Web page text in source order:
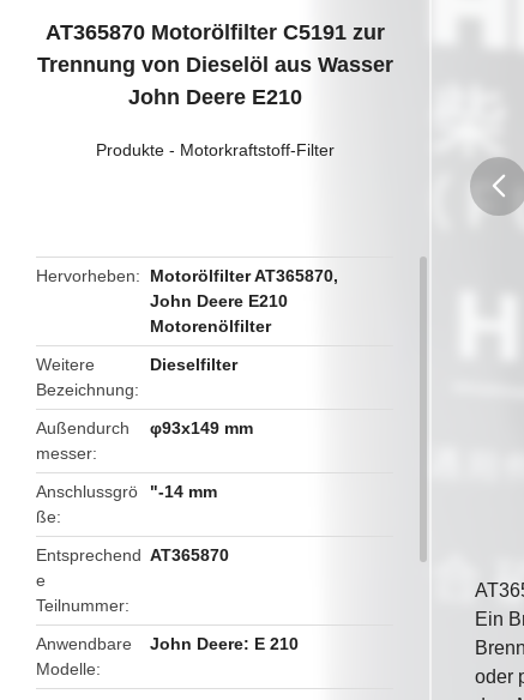
AT365870 Motorölfilter C5191 zur
Trennung von Dieselöl aus Wasser
John Deere E210
Produkte- Motorkraftstoff-Filter
Hervorheben Motorölfilter AT365870,
John Deere E210
Motorenölfilter
Weitere
Bezeichnung
Dieselfilter
Außendurch
messer
φ93x149 mm
Anschlussgrö
ße
"-14 mm
Entsprechend
e
Teilnummer
AT365870
Anwendbare
Modelle
John Deere: E 210
Ein
oder